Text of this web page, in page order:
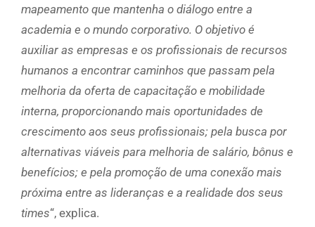
mapeamento que mantenha o diálogo entre a
academia e o mundo corporativo. O objetivo é
auxiliar as empresas e os profissionais de recursos
humanos a encontrar caminhos que passam pela
melhoria da oferta de capacitação e mobilidade
interna, proporcionando mais oportunidades de
crescimento aos seus profissionais; pela busca por
alternativas viáveis para melhoria de salário, bônus e
benefícios; e pela promoção de uma conexão mais
próxima entre as lideranças e a realidade dos seus
times“, explica.